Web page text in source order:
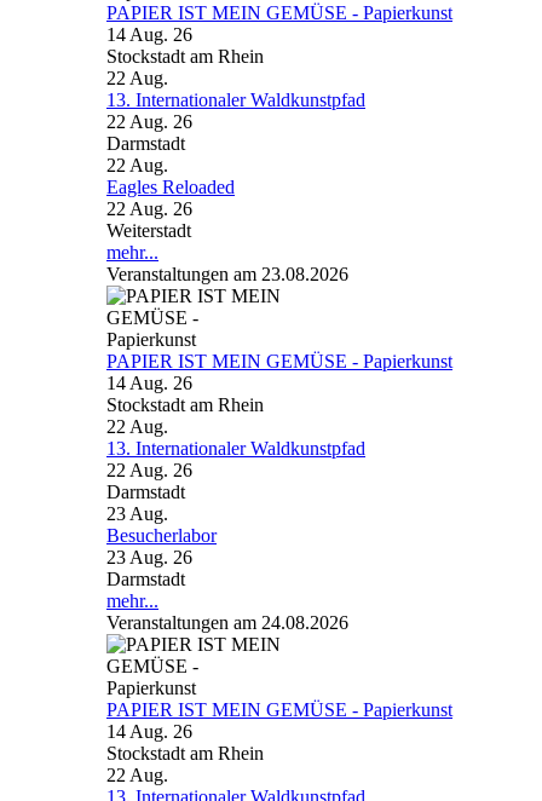
PAPIER IST MEIN GEMÜSE - Papierkunst
14 Aug. 26
Stockstadt am Rhein
22 Aug.
13. Internationaler Waldkunstpfad
22 Aug. 26
Darmstadt
22 Aug.
Eagles Reloaded
22 Aug. 26
Weiterstadt
mehr...
Veranstaltungen am 23.08.2026
PAPIER IST MEIN GEMÜSE - Papierkunst
14 Aug. 26
Stockstadt am Rhein
22 Aug.
13. Internationaler Waldkunstpfad
22 Aug. 26
Darmstadt
23 Aug.
Besucherlabor
23 Aug. 26
Darmstadt
mehr...
Veranstaltungen am 24.08.2026
PAPIER IST MEIN GEMÜSE - Papierkunst
14 Aug. 26
Stockstadt am Rhein
22 Aug.
13. Internationaler Waldkunstpfad